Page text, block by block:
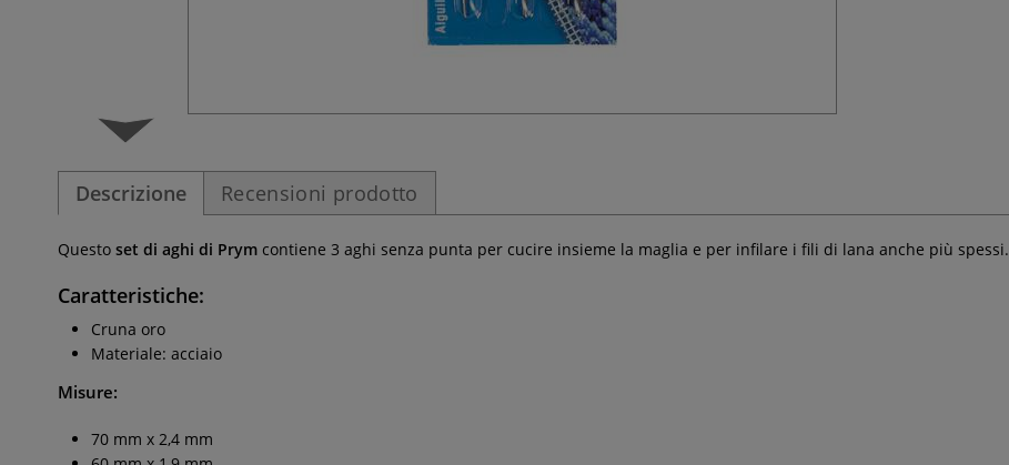
Descrizione Recensioni prodotto
Questo set di aghi di Prym contiene 3 aghi senza punta per cucire insieme la maglia e per infilare i fili di lana anche più spessi.
Caratteristiche:
Cruna oro
Materiale: acciaio
Misure:
70 mm x 2,4 mm